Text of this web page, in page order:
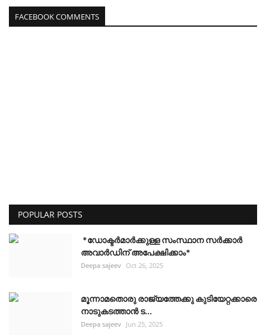
FACEBOOK COMMENTS
POPULAR POSTS
*ഡോക്ടർമാർക്കുള്ള സംസ്ഥാന സർക്കാർ
അവാർഡിന് അപേക്ഷിക്കാം*
Deepa sajeev Oct 26, 2025
മൂന്നാമതൊരു രാജ്യത്തേക്കു കുടിയേറ്റക്കാരെ
നാടുകടത്താൻ ട...
Deepa sajeev Jun 25, 2025